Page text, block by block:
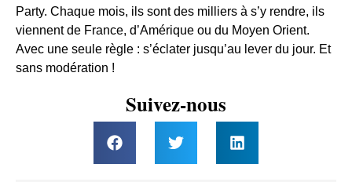
Party. Chaque mois, ils sont des milliers à s’y rendre, ils
viennent de France, d’Amérique ou du Moyen Orient.
Avec une seule règle : s’éclater jusqu’au lever du jour. Et
sans modération !
Suivez-nous